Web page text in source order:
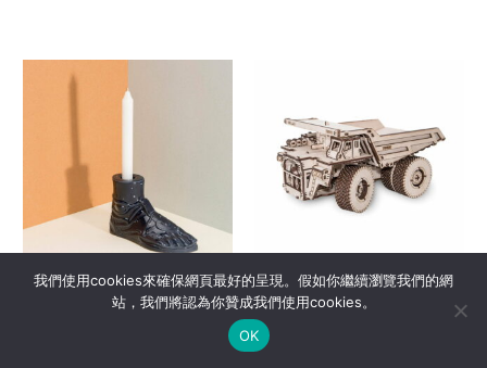
古羅馬風燭台
DIY益智型 白俄羅斯 動力
模型/巨無霸採礦車
我們使用cookies來確保網頁最好的呈現。假如你繼續瀏覽我們的網
站，我們將認為你贊成我們使用cookies。
OK